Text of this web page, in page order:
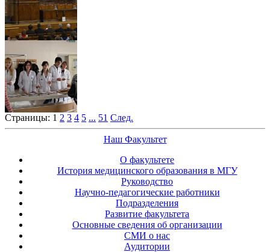
Страницы: 1 2 3 4 5 ... 51 След.
Наш Факультет
О факультете
История медицинского образования в МГУ
Руководство
Научно-педагогические работники
Подразделения
Развитие факультета
Основные сведения об организации
СМИ о нас
Аудитории